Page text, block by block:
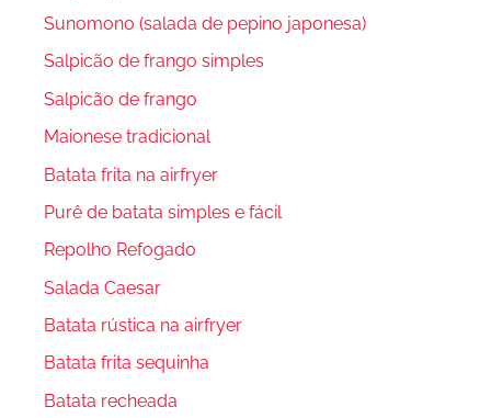
Sunomono (salada de pepino japonesa)
Salpicão de frango simples
Salpicão de frango
Maionese tradicional
Batata frita na airfryer
Purê de batata simples e fácil
Repolho Refogado
Salada Caesar
Batata rústica na airfryer
Batata frita sequinha
Batata recheada